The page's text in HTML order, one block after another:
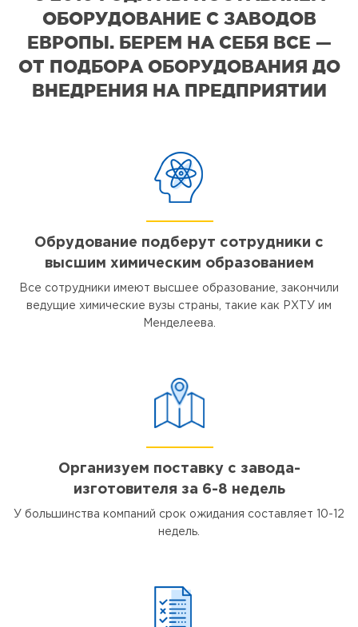
ОБОРУДОВАНИЕ С ЗАВОДОВ
ЕВРОПЫ. БЕРЕМ НА СЕБЯ ВСЕ —
ОТ ПОДБОРА ОБОРУДОВАНИЯ ДО
ВНЕДРЕНИЯ НА ПРЕДПРИЯТИИ
Обрудование подберут сотрудники с
высшим химическим образованием
Все сотрудники имеют высшее образование, закончили
ведущие химические вузы страны, такие как РХТУ им
Менделеева.
Организуем поставку с завода-
изготовителя за 6-8 недель
У большинства компаний срок ожидания составляет 10-12
недель.